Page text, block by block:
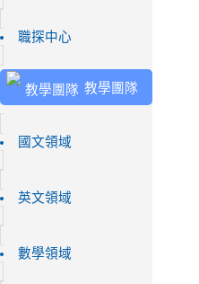
職探中心
教學團隊
國文領域
英文領域
數學領域